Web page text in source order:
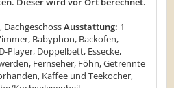
DachgeschossAusstattung: 1
Babyphon, Backofen,
Player, Doppelbett, Essecke,
Fernseher, Föhn, Getrennte
Kaffee und Teekocher,